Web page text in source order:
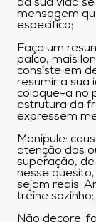
da sua vida
mensagem
específico;
Faça um
palco, mais
consiste em
resumir a sua
coloque-a no
estrutura da
expressem
Manipule:
atenção dos
superação,
nesse
sejam reais.
treine sozinho;
Não decore: